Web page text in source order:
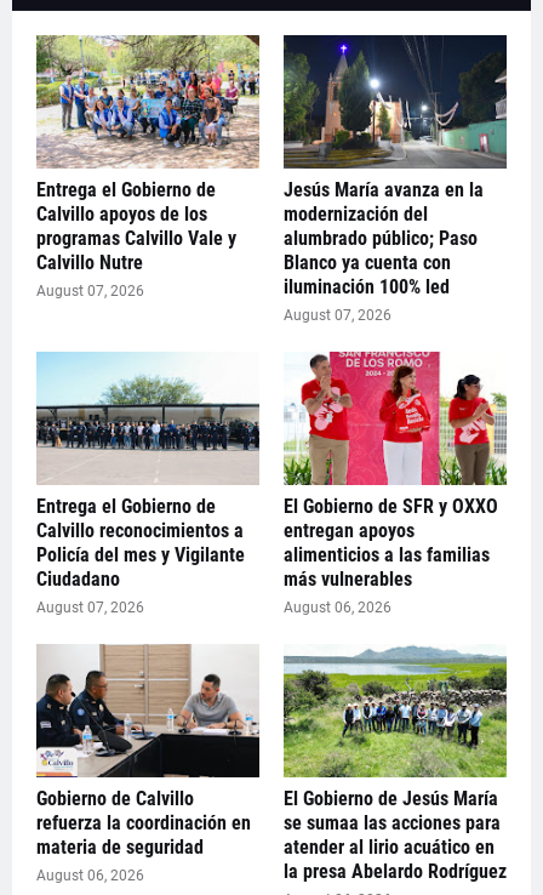
Entrega el Gobierno de
Calvillo apoyos de los
programas Calvillo Vale y
Calvillo Nutre
August 07, 2026
Jesús María avanza en la
modernización del
alumbrado público; Paso
Blanco ya cuenta con
iluminación 100% led
August 07, 2026
Entrega el Gobierno de
Calvillo reconocimientos a
Policía del mes y Vigilante
Ciudadano
August 07, 2026
El Gobierno de SFR y OXXO
entregan apoyos
alimenticios a las familias
más vulnerables
August 06, 2026
Gobierno de Calvillo
refuerza la coordinación en
materia de seguridad
August 06, 2026
El Gobierno de Jesús María
se sumaa las acciones para
atender al lirio acuático en
la presa Abelardo Rodríguez